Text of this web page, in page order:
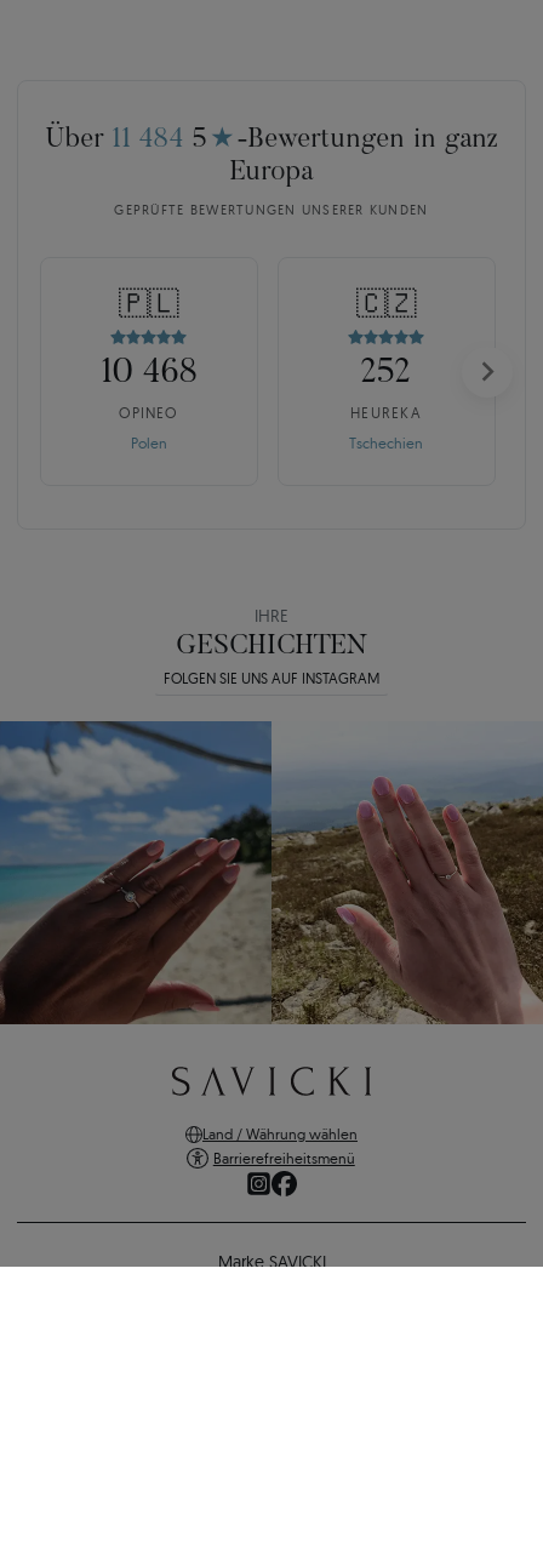
Über 11 484 5 ★ -Bewertungen in ganz
Europa
GEPRÜFTE BEWERTUNGEN UNSERER KUNDEN
🇵🇱
10 468
OPINEO
Polen
🇨🇿
252
HEUREKA
Tschechien
IHRE
GESCHICHTEN
FOLGEN SIE UNS AUF INSTAGRAM
Land / Währung wählen
Barrierefreiheitsmenü
Marke SAVICKI